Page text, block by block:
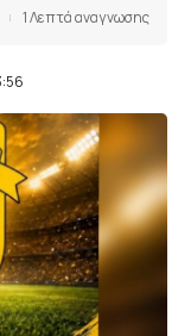
1 Λεπτά αναγνωσης